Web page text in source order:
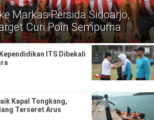
Kuliner
Markas Persida Sidoarjo,
Curi Poin Sempurna
ITS Dibekali
Kapal Tongkang,
Terseret Arus